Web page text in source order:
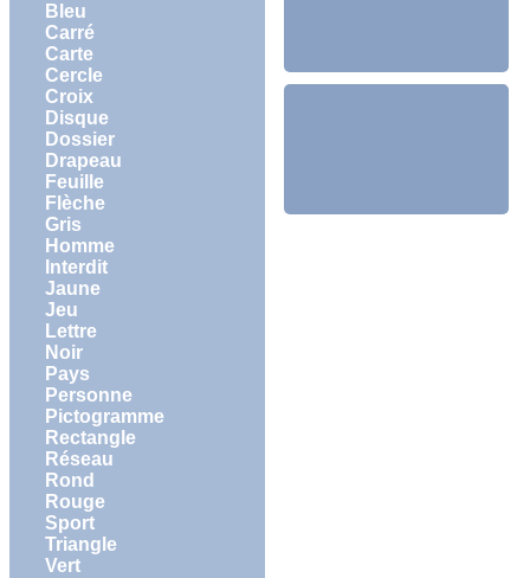
Bleu
Carré
Carte
Cercle
Croix
Disque
Dossier
Drapeau
Feuille
Flèche
Gris
Homme
Interdit
Jaune
Jeu
Lettre
Noir
Pays
Personne
Pictogramme
Rectangle
Réseau
Rond
Rouge
Sport
Triangle
Vert